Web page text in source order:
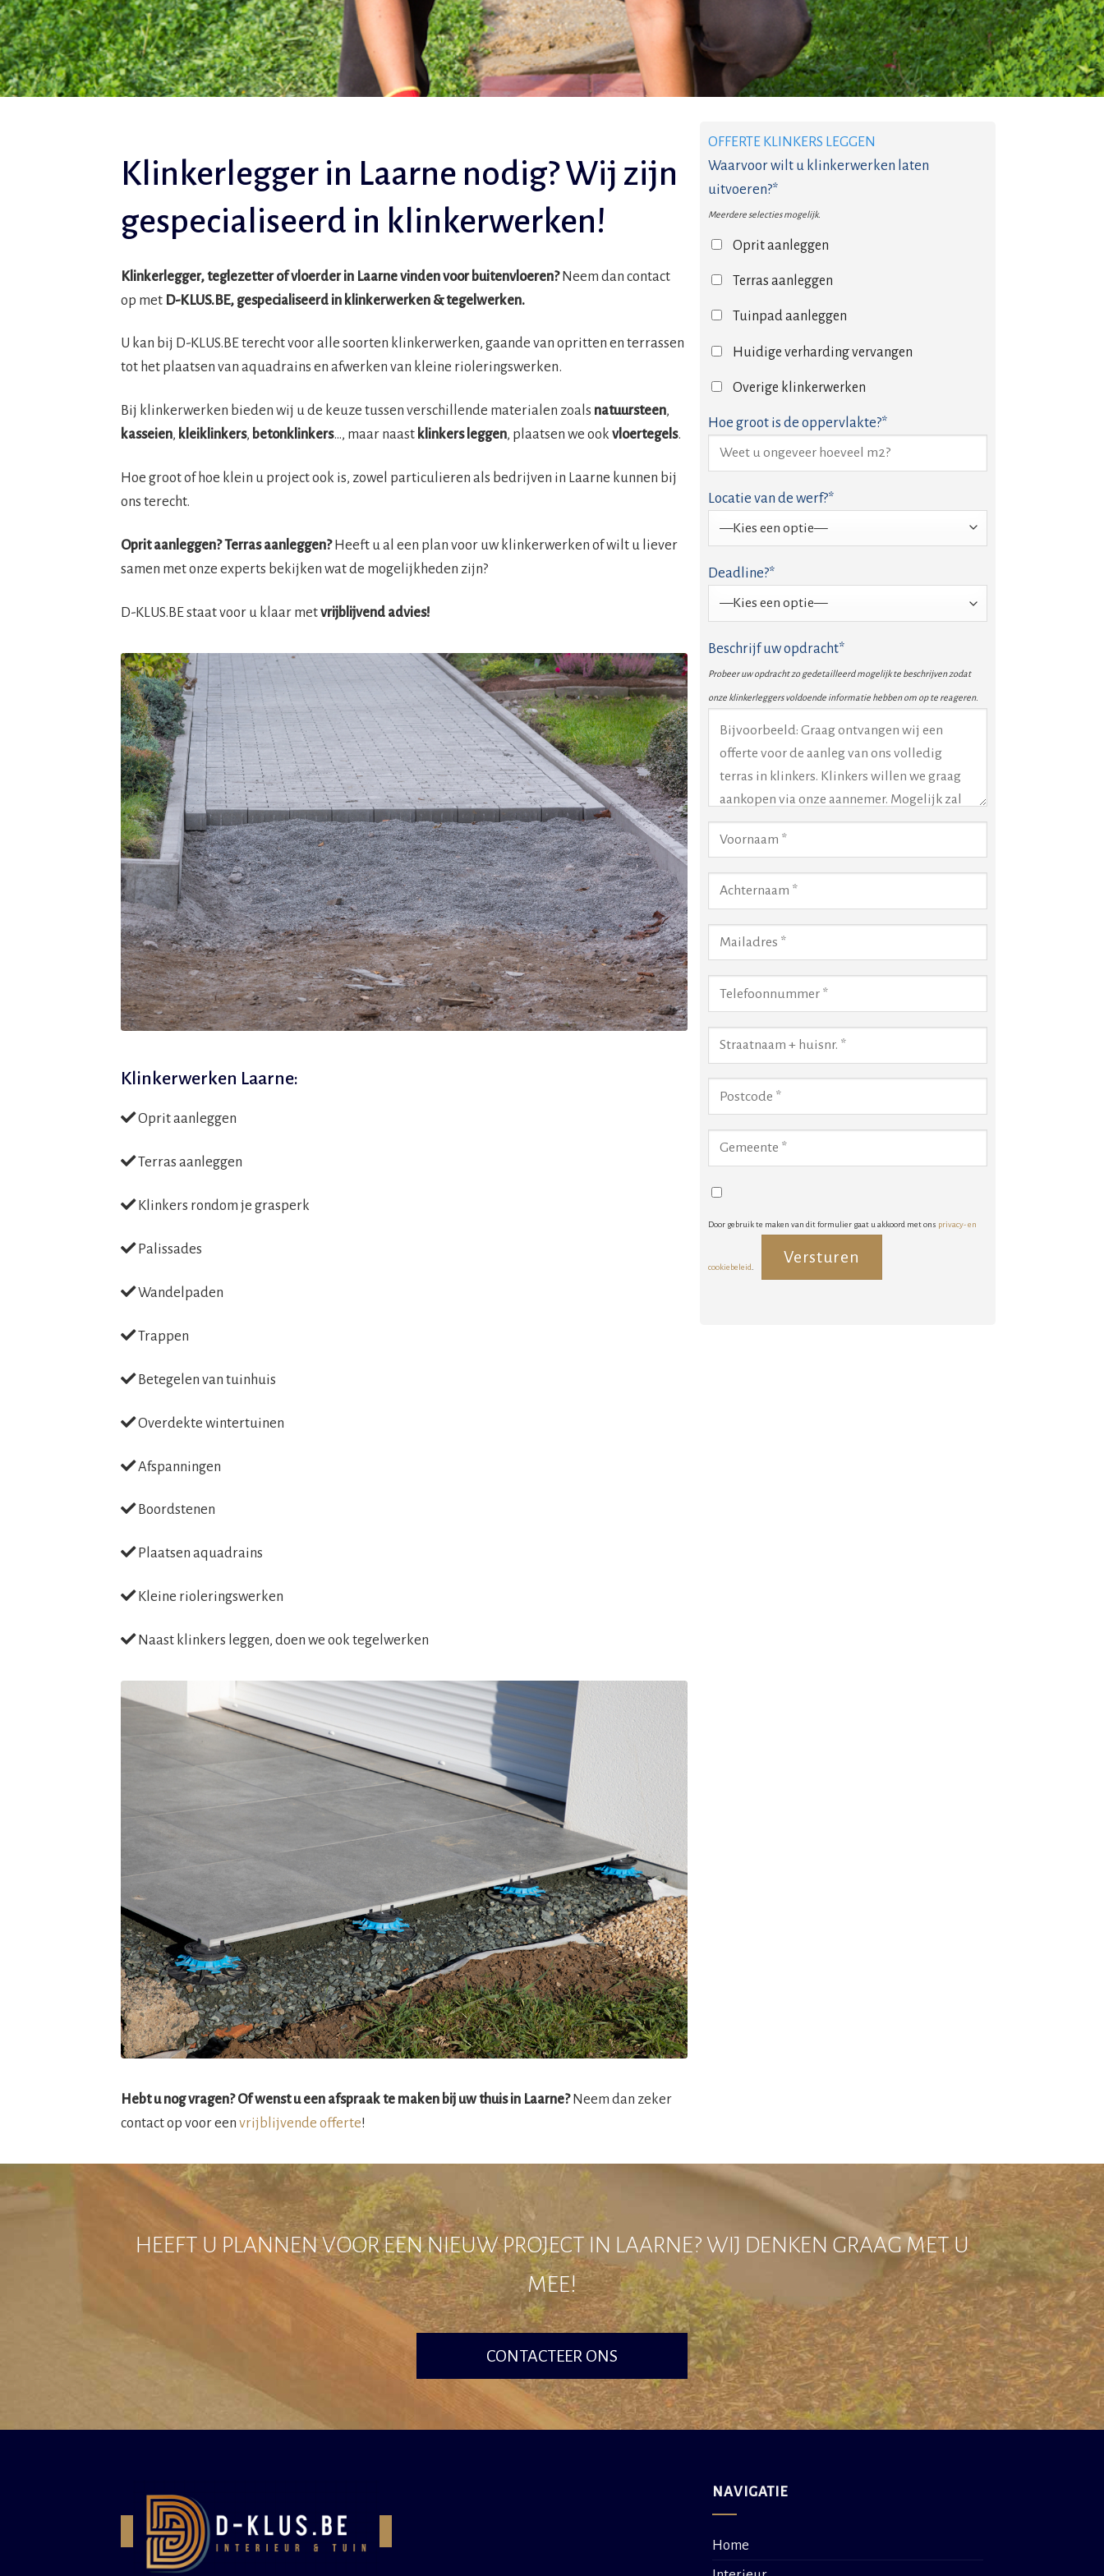
Klinkerlegger in Laarne nodig? Wij zijn
gespecialiseerd in klinkerwerken!
Klinkerlegger, teglezetter of vloerder in Laarne vinden voor buitenvloeren?Neem dan contact
op met D-KLUS.BE, gespecialiseerd in klinkerwerken & tegelwerken.
U kan bij D-KLUS.BE terecht voor alle soorten klinkerwerken, gaande van opritten en terrassen
tot het plaatsen van aquadrains en afwerken van kleine rioleringswerken.
Bij klinkerwerken bieden wij u de keuze tussen verschillende materialen zoals natuursteen,
kasseien, kleiklinkers, betonklinkers…, maar naast klinkers leggen, plaatsen we ook vloertegels.
Hoe groot of hoe klein u project ook is, zowel particulieren als bedrijven in Laarne kunnen bij
ons terecht.
Oprit aanleggen? Terras aanleggen?Heeft u al een plan voor uw klinkerwerken of wilt u liever
samen met onze experts bekijken wat de mogelijkheden zijn?
D-KLUS.BE staat voor u klaar metvrijblijvend advies!
Klinkerwerken Laarne:
Oprit aanleggen
Terras aanleggen
Klinkers rondom je grasperk
Palissades
Wandelpaden
Trappen
Betegelen van tuinhuis
Overdekte wintertuinen
Afspanningen
Boordstenen
Plaatsen aquadrains
Kleine rioleringswerken
Naast klinkers leggen, doen we ook tegelwerken
Hebt u nog vragen? Of wenst u een afspraak te maken bij uw thuis in Laarne?Neem dan zeker
contact op voor een vrijblijvende offerte!
OFFERTE KLINKERS LEGGEN
Waarvoor wilt u klinkerwerken laten
uitvoeren?*
Meerdere selecties mogelijk.
Oprit aanleggen
Terras aanleggen
Tuinpad aanleggen
Huidige verharding vervangen
Overige klinkerwerken
Hoe groot is de oppervlakte?*
Locatie van de werf?*
Deadline?*
Beschrijf uw opdracht*
Probeer uw opdracht zo gedetailleerd mogelijk te beschrijven zodat
onze klinkerleggers voldoende informatie hebben om op te reageren.
Door gebruik te maken van dit formulier gaat u akkoord met ons privacy- en
cookiebeleid
HEEFT U PLANNEN VOOR EEN NIEUW PROJECT IN LAARNE? WIJ DENKEN GRAAG MET U
MEE!
CONTACTEER ONS
NAVIGATIE
Home